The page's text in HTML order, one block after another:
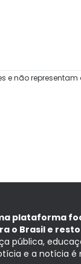
e não representam
plataforma
o Brasil e
pública,
e a notícia